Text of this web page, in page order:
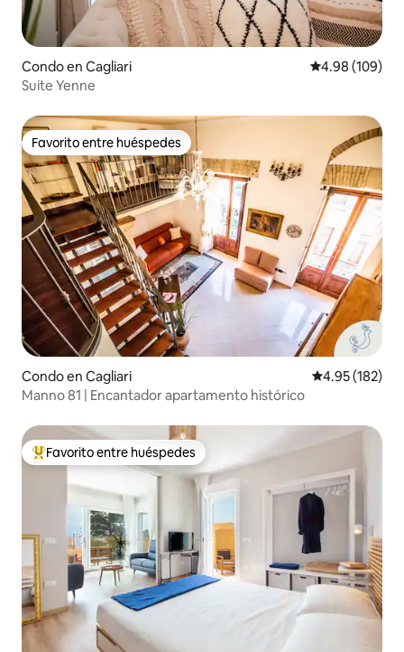
Condo en Cagliari Calificación
4.98 (109)
Suite Yenne
Favorito entre huéspedes
Favorito entre huéspedes
Condo en Cagliari Calificación
4.95 (182)
Manno 81 | Encantador apartamento histórico
Favorito entre huéspedes preferido
Favorito entre huéspedes